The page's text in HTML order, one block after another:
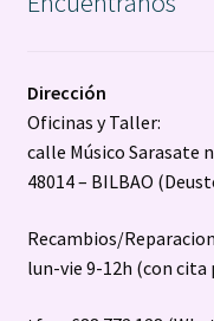
Dirección
Oficinas y Taller:
calle Músico Sarasate
48014 – BILBAO
Recambios/
lun-vie 9-12h (con cita